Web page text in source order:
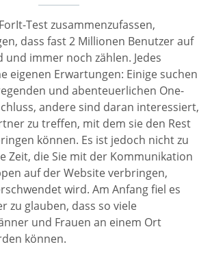
Test zusammenzufassen,
dass fast 2 Millionen Benutzer auf
und immer noch zählen. Jedes
eigenen Erwartungen: Einige suchen
und abenteuerlichen One-
andere sind daran interessiert,
zu treffen, mit dem sie den Rest
können. Es ist jedoch nicht zu
Zeit, die Sie mit der Kommunikation
auf der Website verbringen,
wird. Am Anfang fiel es
zu glauben, dass so viele
und Frauen an einem Ort
können.